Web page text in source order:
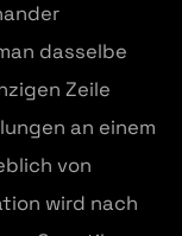
dasselbe
Zeile
an einem
von
wird nach